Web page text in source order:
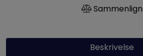
Sammenlign
Beskrivelse